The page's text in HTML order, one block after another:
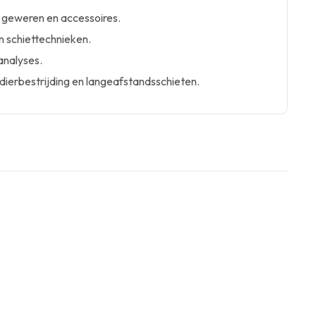
en accessoires.
schiettechnieken.
en langeafstandsschieten.